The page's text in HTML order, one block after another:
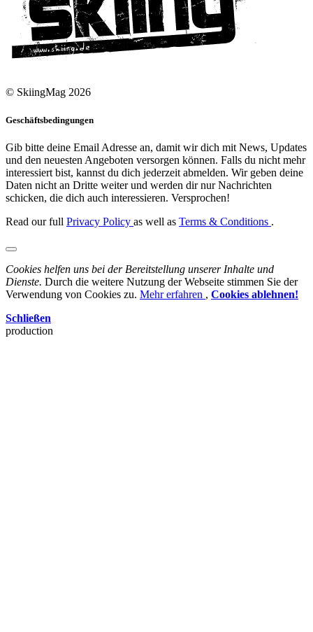
© SkiingMag 2026
Geschäftsbedingungen
Gib bitte deine Email Adresse an, damit wir dich mit News, Updates
und den neuesten Angeboten versorgen können. Falls du nicht mehr
interessiert bist, kannst du dich jederzeit abmelden. Wir geben deine
Daten nicht an Dritte weiter und werden dir nur Nachrichten
schicken, die dich auch interessieren. Versprochen!
Read our full Privacy Policy as well as Terms & Conditions .
Cookies helfen uns bei der Bereitstellung unserer Inhalte und
Dienste. Durch die weitere Nutzung der Webseite stimmen Sie der
Verwendung von Cookies zu. Mehr erfahren , Cookies ablehnen!
Schließen
production